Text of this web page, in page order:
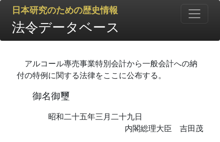
日本研究のための歴史情報
法令データベース
アルコール專売事業特別会計から一般会計への納
付の特例に関する法律をここに公布する。
御名御璽
昭和二十五年三月二十九日
内閣総理大臣 吉田茂